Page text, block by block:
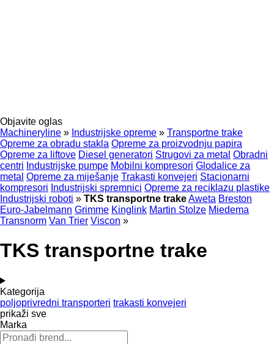
Objavite oglas
Machineryline » Industrijske opreme » Transportne trake
Opreme za obradu stakla Opreme za proizvodnju papira
Opreme za liftove Diesel generatori Strugovi za metal Obradni
centri Industrijske pumpe Mobilni kompresori Glodalice za
metal Opreme za miješanje Trakasti konvejeri Stacionarni
kompresori Industrijski spremnici Opreme za reciklazu plastike
Industrijski roboti » TKS transportne trakeAweta Breston
Euro-Jabelmann Grimme Kinglink Martin Stolze Miedema
Transnorm Van Trier Viscon »
TKS transportne trake
Kategorija
poljoprivredni transporteri trakasti konvejeri
prikaži sve
Marka